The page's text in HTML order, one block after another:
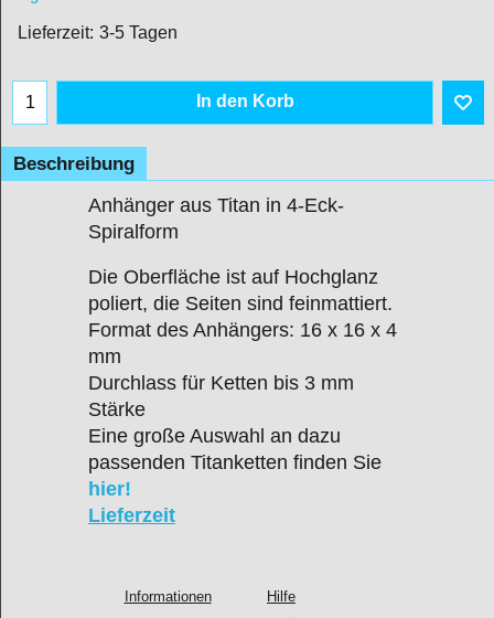
Lieferzeit: 3-5 Tagen
In den Korb
Beschreibung
Anhänger aus Titan in 4-Eck-
Spiralform
Die Oberfläche ist auf Hochglanz
poliert, die Seiten sind feinmattiert.
Format des Anhängers: 16 x 16 x 4
mm
Durchlass für Ketten bis 3 mm
Stärke
Eine große Auswahl an dazu
passenden Titanketten finden Sie
hier!
Lieferzeit
Informationen Hilfe